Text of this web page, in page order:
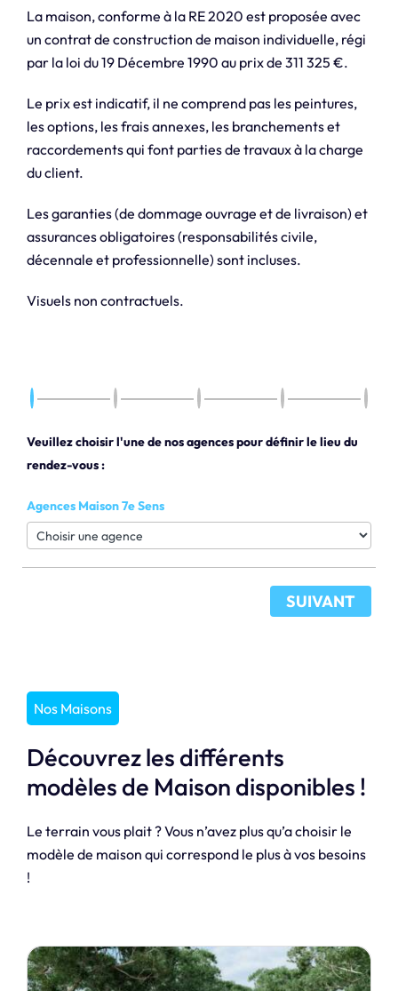
La maison, conforme à la RE 2020 est proposée avec
un contrat de construction de maison individuelle, régi
par la loi du 19 Décembre 1990 au prix de 311 325 €.
Le prix est indicatif, il ne comprend pas les peintures,
les options, les frais annexes, les branchements et
raccordements qui font parties de travaux à la charge
du client.
Les garanties (de dommage ouvrage et de livraison) et
assurances obligatoires (responsabilités civile,
décennale et professionnelle) sont incluses.
Visuels non contractuels.
Veuillez choisir l'une de nos agences pour définir le lieu du
rendez-vous :
Agences Maison 7e Sens
SUIVANT
Nos Maisons
Découvrez les différents
modèles de Maison disponibles !
Le terrain vous plait ? Vous n’avez plus qu’a choisir le
modèle de maison qui correspond le plus à vos besoins
!